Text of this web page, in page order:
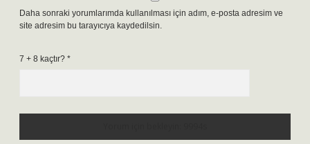
Daha sonraki yorumlarımda kullanılması için adım, e-posta adresim ve
site adresim bu tarayıcıya kaydedilsin.
7 + 8 kaçtır? *